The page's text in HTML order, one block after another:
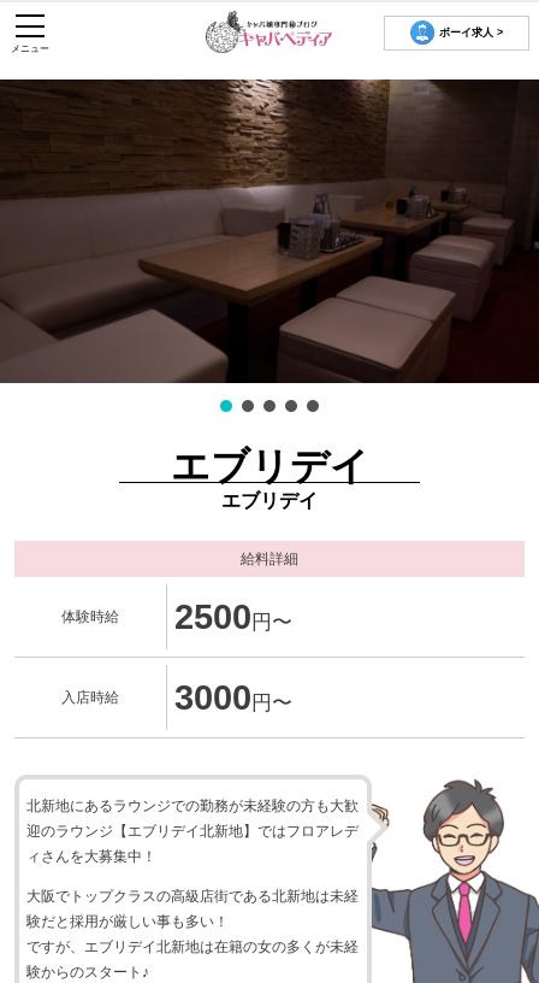
ボーイ求人 >
メニュー
エブリデイ
エブリデイ
給料詳細
体験時給 2500 円〜
入店時給 3000 円〜
北新地にあるラウンジでの勤務が未経験の方も大歓
迎のラウンジ【エブリデイ北新地】ではフロアレデ
ィさんを大募集中！
大阪でトップクラスの高級店街である北新地は未経
験だと採用が厳しい事も多い！
ですが、エブリデイ北新地は在籍の女の多くが未経
験からのスタート♪